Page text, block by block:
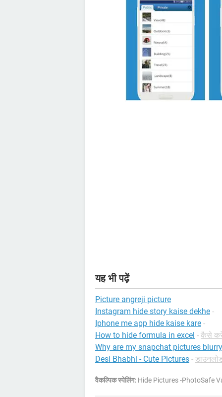
यह भी पढ़ें
Picture angreji picture
Instagram hide story kaise dekhe -
Iphone me app hide kaise kare -
How to hide formula in excel - कैसे
Why are my snapchat pictures blurry
Desi Bhabhi - Cute Pictures -
वैकल्पिक स्पेलिंग: Hide Pictures -PhotoSafe